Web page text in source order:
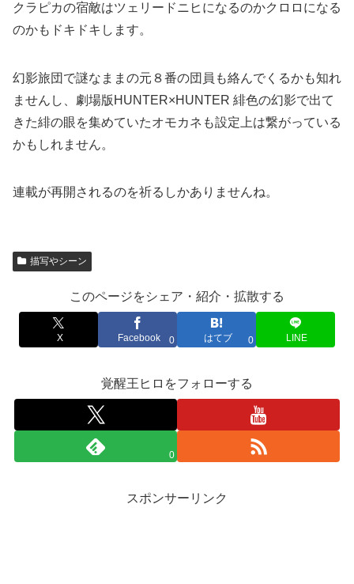
クラピカの宿敵はツェリードニヒになるのかクロロになる
のかもドキドキします。
幻影旅団で謎なままの元８番の団員も絡んでくるかも知れ
ませんし、劇場版HUNTER×HUNTER 緋色の幻影で出て
きた緋の眼を集めていたオモカネも設定上は繋がっている
かもしれません。
連載が再開されるのを祈るしかありませんね。
描写やシーン
このページをシェア・紹介・拡散する
X Facebook 0 はてブ 0 LINE
覚醒王ヒロをフォローする
0
スポンサーリンク